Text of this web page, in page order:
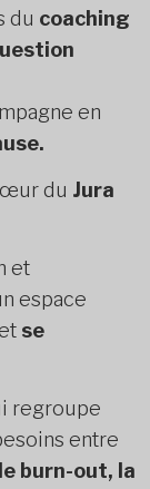
du coaching
en
du Jura
et
espace
se
regroupe
entre
burn-out, la